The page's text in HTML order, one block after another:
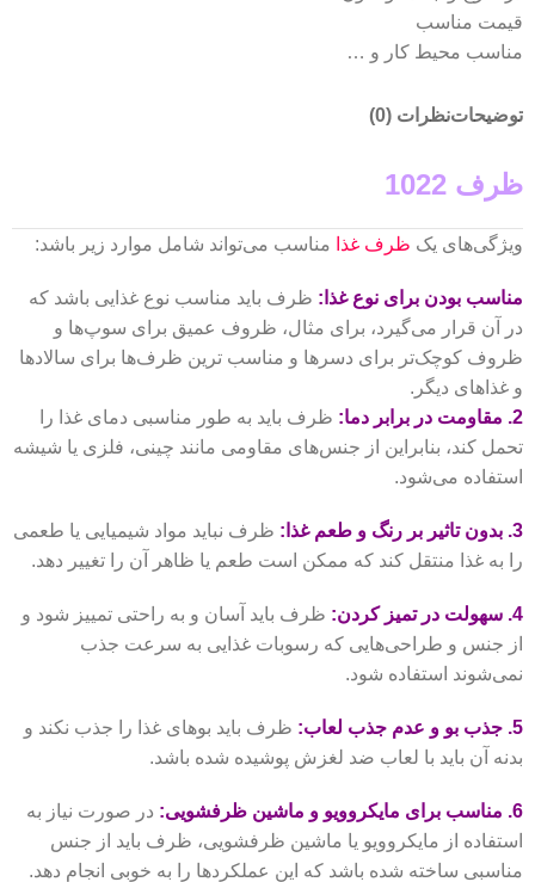
قیمت مناسب
مناسب محیط کار و …
توضیحاتنظرات (0)
ظرف 1022
ویژگی‌های یک ظرف غذا مناسب می‌تواند شامل موارد زیر باشد:
مناسب بودن برای نوع غذا: ظرف باید مناسب نوع غذایی باشد که
در آن قرار می‌گیرد، برای مثال، ظروف عمیق برای سوپ‌ها و
ظروف کوچک‌تر برای دسرها و مناسب ترین ظرف‌ها برای سالادها
و غذاهای دیگر.
2. مقاومت در برابر دما:
ظرف باید به طور مناسبی دمای غذا را
تحمل کند، بنابراین از جنس‌های مقاومی مانند چینی، فلزی یا شیشه
استفاده می‌شود.
3. بدون تاثیر بر رنگ و طعم غذا:
ظرف نباید مواد شیمیایی یا طعمی
را به غذا منتقل کند که ممکن است طعم یا ظاهر آن را تغییر دهد.
4. سهولت در تمیز کردن:
ظرف باید آسان و به راحتی تمییز شود و
از جنس‌ و طراحی‌هایی که رسوبات غذایی به سرعت جذب
نمی‌شوند استفاده شود.
5. جذب بو و عدم جذب لعاب:
ظرف باید بوهای غذا را جذب نکند و
بدنه آن باید با لعاب ضد لغزش پوشیده شده باشد.
6. مناسب برای مایکروویو و ماشین ظرفشویی:
در صورت نیاز به
استفاده از مایکروویو یا ماشین ظرفشویی، ظرف باید از جنس
مناسبی ساخته شده باشد که این عملکردها را به خوبی انجام دهد.